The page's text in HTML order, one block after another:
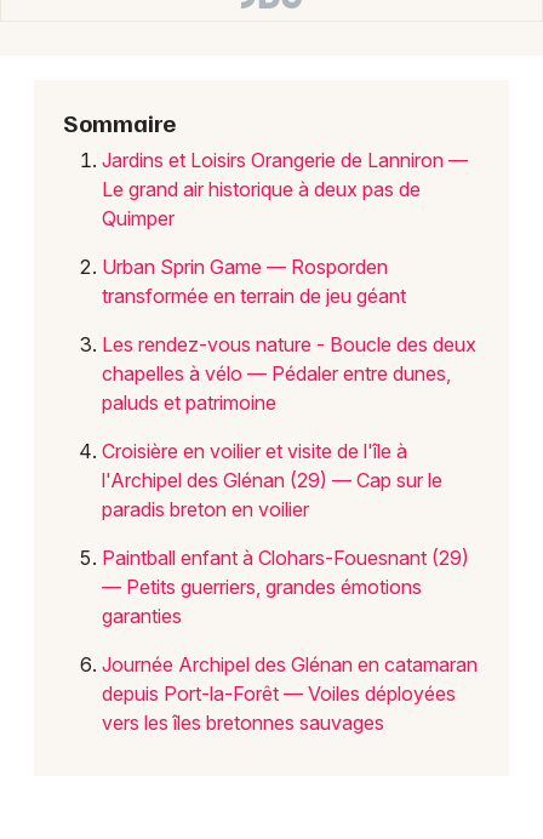
Je m'abonne
Sommaire
Jardins et Loisirs Orangerie de Lanniron —
Le grand air historique à deux pas de
Quimper
Urban Sprin Game — Rosporden
transformée en terrain de jeu géant
Les rendez-vous nature - Boucle des deux
chapelles à vélo — Pédaler entre dunes,
paluds et patrimoine
Croisière en voilier et visite de l'île à
l'Archipel des Glénan (29) — Cap sur le
paradis breton en voilier
Paintball enfant à Clohars-Fouesnant (29)
— Petits guerriers, grandes émotions
garanties
Journée Archipel des Glénan en catamaran
depuis Port-la-Forêt — Voiles déployées
vers les îles bretonnes sauvages